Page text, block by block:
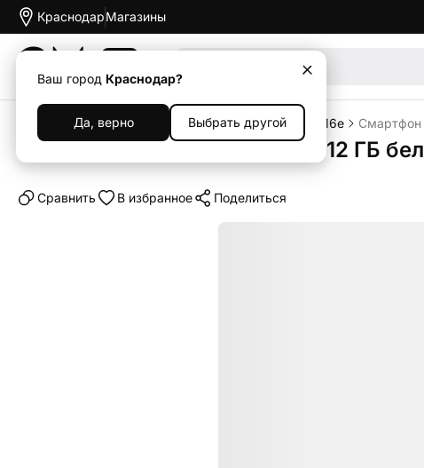
Краснодар
Ваш город Краснодар?
Да, верно Выбрать другой
Магазины
Каталог Смартфоны iPhone iPhone 16e Смартфон
Смартфон Apple iPhone 16e 512 ГБ
Cравнить В избранное Поделиться